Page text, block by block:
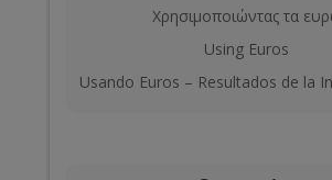
Χρησιμοποιώντας τα
Using Euros
Usando Euros – Resultados de la